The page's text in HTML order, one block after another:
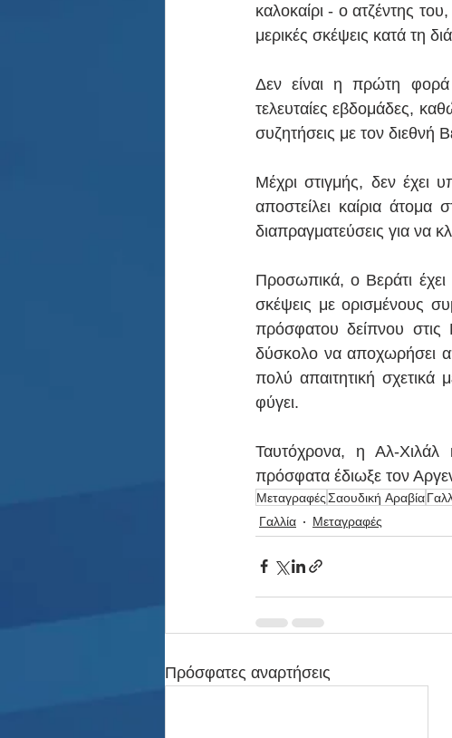
καλοκαίρι - ο ατζέντης
μερικές σκέψεις κατά τη
Δεν είναι η πρώτη φορά
τελευταίες εβδομάδες,
συζητήσεις με τον διεθνή
Μέχρι στιγμής, δεν έχει
αποστείλει καίρια άτομα
διαπραγματεύσεις για να
Προσωπικά, ο Βεράτι έχει
σκέψεις με ορισμένους
πρόσφατου δείπνου στις
δύσκολο να αποχωρήσει
πολύ απαιτητική σχετικά
φύγει.
Ταυτόχρονα, η Αλ-Χιλάλ
πρόσφατα έδιωξε τον
ΜεταγραφέςΣαουδική Αραβία
Γαλλία Μεταγραφές
Πρόσφατες αναρτήσεις